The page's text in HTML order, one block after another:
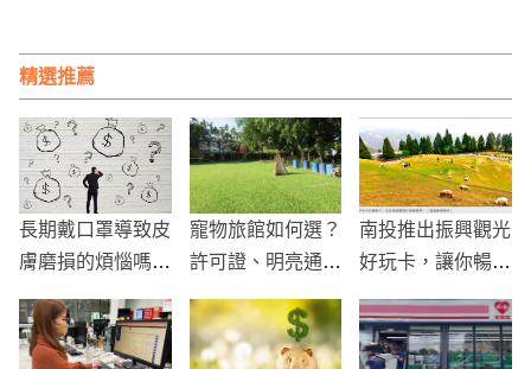
精選推薦
長期戴口罩導致皮
膚磨損的煩惱嗎？
功臣是他們這個保
養品OEM
寵物旅館如何選？
許可證、明亮通
重點
南投推出振興觀光
好玩卡，讓你暢遊